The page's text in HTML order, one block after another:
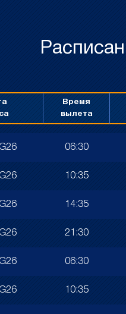
Время
вылета
06:30
10:35
14:35
21:30
06:30
10:35